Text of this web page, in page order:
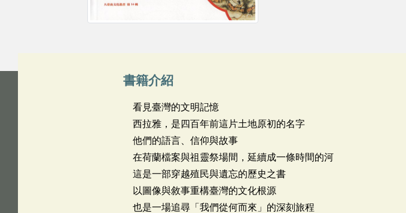
書籍介紹
看見臺灣的文明記憶
西拉雅，是四百年前這片土地原初的名字
他們的語言、信仰與故事
在荷蘭檔案與祖靈祭場間，延續成一條時間的河
這是一部穿越殖民與遺忘的歷史之書
以圖像與敘事重構臺灣的文化根源
也是一場追尋「我們從何而來」的深刻旅程